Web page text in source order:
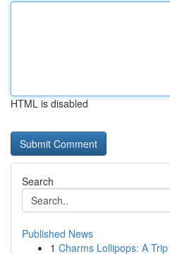
HTML is disabled
Search
Published News
1 Charms Lollipops: A